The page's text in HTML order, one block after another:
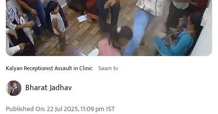
Kalyan Receptionist Assault in Clinic Saam tv
Bharat Jadhav
Published On:22 Jul 2025, 11:09 pm IST